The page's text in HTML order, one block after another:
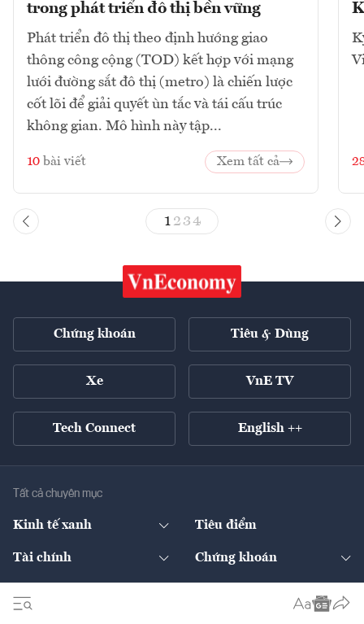
trong phát triển đô thị bền vững
Phát triển đô thị theo định hướng giao
thông công cộng (TOD) kết hợp với mạng
lưới đường sắt đô thị (metro) là chiến lược
cốt lõi để giải quyết ùn tắc và tái cấu trúc
không gian. Mô hình này tập...
10 bài viết Xem tất cả
1 23 4
Chứng khoán Tiêu & Dùng
Xe VnE TV
Tech Connect English ++
Tất cả chuyên mục
Kinh tế xanh
Thương hiệu xanh
Tiêu điểm
Tài chính
Ngân hàng
Thị trường vốn
Chứng khoán
Doanh nghiệp niêm yết
Sản phẩm - Thị trường